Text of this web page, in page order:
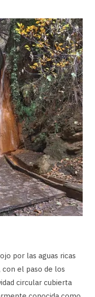
por las aguas ricas
el paso de los
circular cubierta